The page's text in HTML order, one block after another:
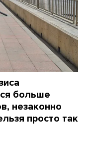
больше
незаконно
просто так